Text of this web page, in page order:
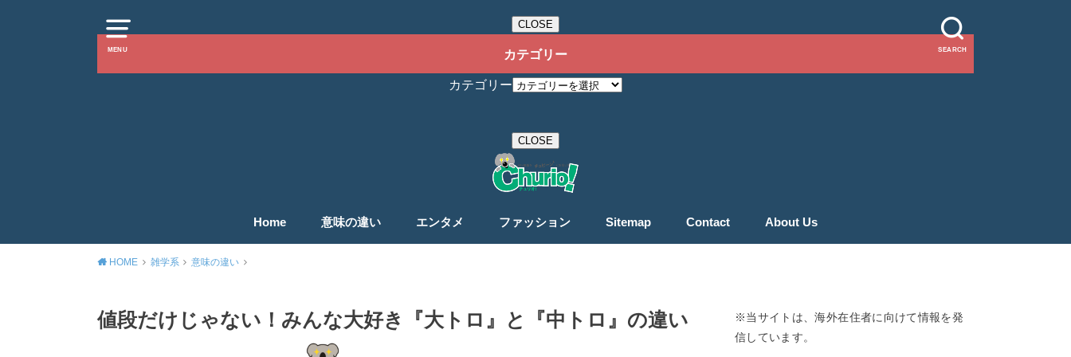
MENU
CLOSE
カテゴリー
カテゴリー
CLOSE
SEARCH
Home 意味の違い エンタメ ファッション Sitemap Contact About Us
HOME 雑学系 意味の違い
値段だけじゃない！みんな大好き『大トロ』と『中トロ』の違い
※当サイトは、海外在住者に向けて情報を発
信しています。